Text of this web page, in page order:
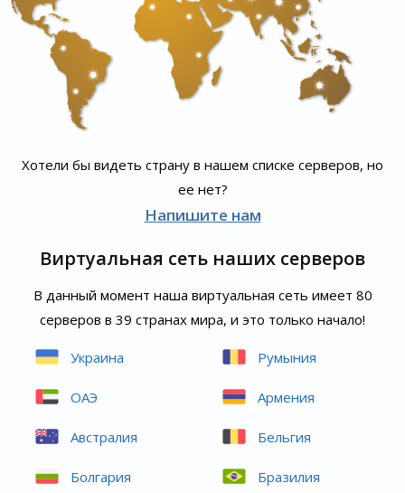
Хотели бы видеть страну в нашем списке серверов, но
ее нет?
Напишите нам
Виртуальная сеть наших серверов
В данный момент наша виртуальная сеть имеет 80
серверов в 39 странах мира, и это только начало!
Украина Румыния
ОАЭ Армения
Австралия Бельгия
Болгария Бразилия